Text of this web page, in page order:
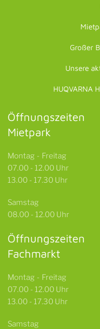
Großer
Unsere
HUQVARNA
Öffnungszeiten
Mietpark
Montag - Freitag
07.00 - 12.00 Uhr
13.00 - 17.30 Uhr
Samstag
08.00 - 12.00 Uhr
Öffnungszeiten
Fachmarkt
Montag - Freitag
07.00 - 12.00 Uhr
13.00 - 17.30 Uhr
Samstag